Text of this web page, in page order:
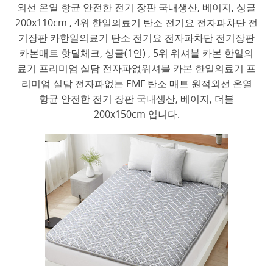
외선 온열 항균 안전한 전기 장판 국내생산, 베이지, 싱글
200x110cm , 4위 한일의료기 탄소 전기요 전자파차단 전
기장판 카한일의료기 탄소 전기요 전자파차단 전기장판
카본매트 핫딜체크, 싱글(1인) , 5위 워셔블 카본 한일의
료기 프리미엄 실담 전자파없워셔블 카본 한일의료기 프
리미엄 실담 전자파없는 EMF 탄소 매트 원적외선 온열
항균 안전한 전기 장판 국내생산, 베이지, 더블
200x150cm 입니다.